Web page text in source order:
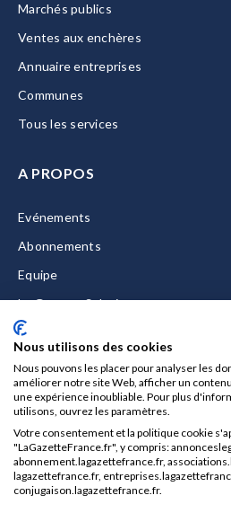
Marchés publics
Ventes aux enchères
Annuaire entreprises
Communes
Tous les services
A PROPOS
Evénements
Abonnements
Equipe
La Gazette Solutions
Nous contacter
Mentions légales
CGU/CGV
Données personnelles
Nous utilisons des cookies
Nous pouvons les placer pour analyser les
améliorer notre site Web, afficher un
une expérience inoubliable. Pour plus
utilisons, ouvrez les paramètres.
Votre consentement et la politique cookie
"LaGazetteFrance.fr", y compris:
abonnement.lagazettefrance.fr,
lagazettefrance.fr,
conjugaison.lagazettefrance.fr.